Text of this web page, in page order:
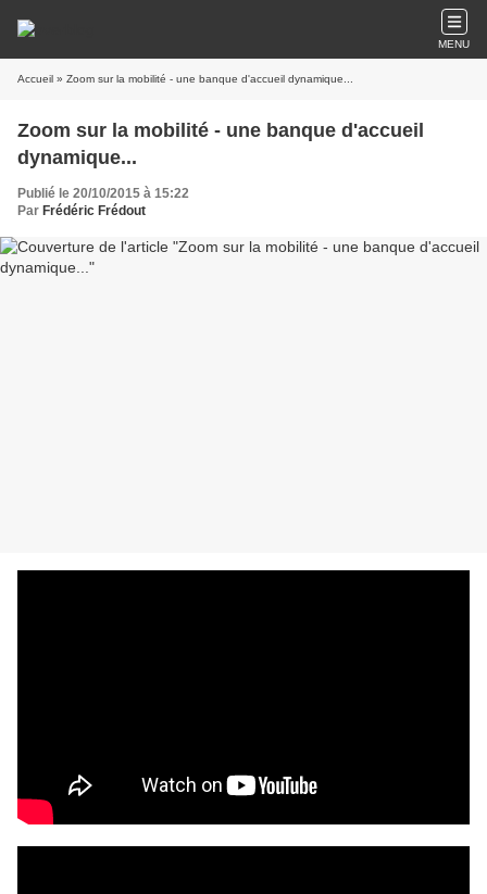
MENU
Accueil » Zoom sur la mobilité - une banque d'accueil dynamique...
Zoom sur la mobilité - une banque d'accueil
dynamique...
Publié le 20/10/2015 à 15:22
Par Frédéric Frédout